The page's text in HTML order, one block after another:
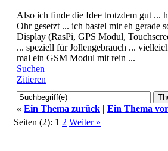
Also ich finde die Idee trotzdem gut ...
Ohr gesetzt ... ich bastel mir eh gerade
Display (RasPi, GPS Modul,
... speziell für Jollengebrauch ...
mal ein GSM Modul mit rein ...
Suchen
Zitieren
« Ein Thema zurück Ein Thema vor
Seiten (2): 1 2 Weiter »